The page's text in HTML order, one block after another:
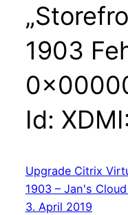
1903
Id:
Upgrade Citrix
1903 – Jan's
3. April 2019